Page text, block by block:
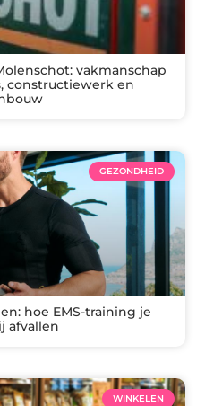
vakmanschap
constructiewerk en
GEZONDHEID
hoe EMS-training je
afvallen
WINKELEN